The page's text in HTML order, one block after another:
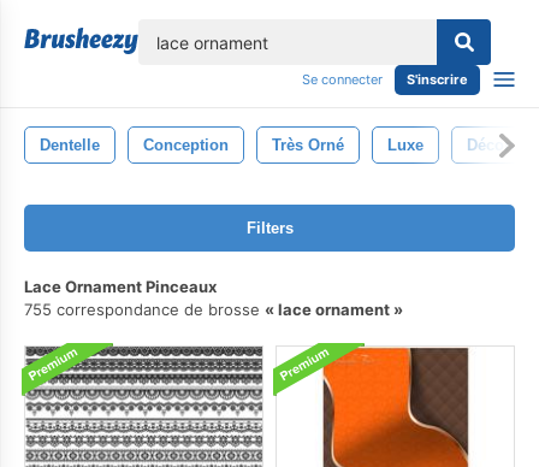
Se connecter S'inscrire
Dentelle Conception Très Orné Luxe
Filters
Lace Ornament Pinceaux
755 correspondance de brosse
lace ornament